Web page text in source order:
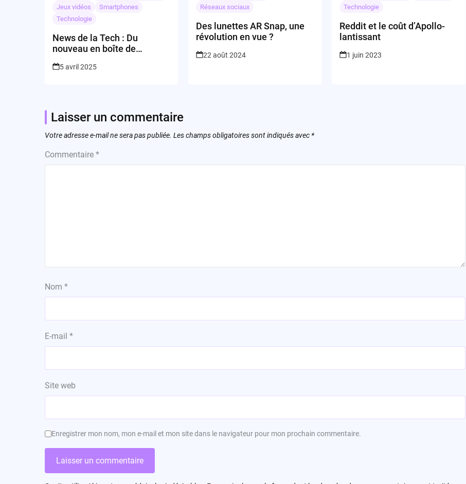
Jeux vidéos
Smartphones
Technologie
News de la Tech : Du
nouveau en boîte de
5 avril 2025
Réseaux sociaux
Des lunettes AR Snap, une
révolution en vue ?
22 août 2024
Technologie
Reddit et le coût d’Apollo-
lantissant
1 juin 2023
Laisser un commentaire
Votre adresse e-mail ne sera pas publiée. Les champs obligatoires sont indiqués avec *
Commentaire *
Nom *
E-mail *
Site web
Enregistrer mon nom, mon e-mail et mon site dans le navigateur pour mon prochain commentaire.